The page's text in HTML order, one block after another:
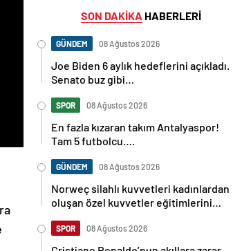
SON DAKİKA HABERLERİ
GÜNDEM 08 Ağustos 2026
Joe Biden 6 aylık hedeflerini açıkladı.
Senato buz gibi…
SPOR 08 Ağustos 2026
En fazla kızaran takım Antalyaspor!
Tam 5 futbolcu….
GÜNDEM 08 Ağustos 2026
Norweç silahlı kuvvetleri kadınlardan
oluşan özel kuvvetler eğitimlerini
SPOR 08 Ağustos 2026